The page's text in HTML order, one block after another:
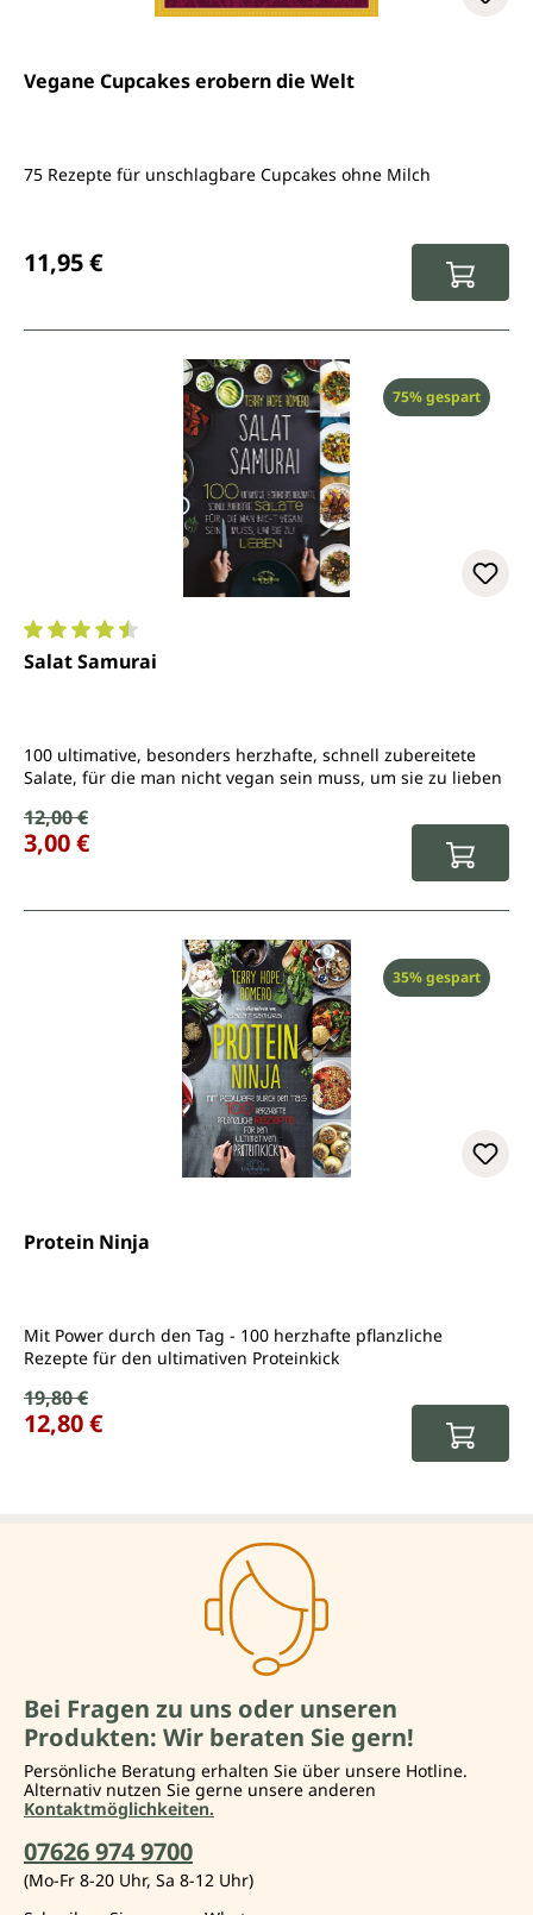
Vegane Cupcakes erobern die Welt
75 Rezepte für unschlagbare Cupcakes ohne Milch
11,95 €
Rabatt
75% gespart
Durchschnittliche Bewertung von 4.6 von 5 Sternen
Salat Samurai
100 ultimative, besonders herzhafte, schnell zubereitete
Salate, für die man nicht vegan sein muss, um sie zu lieben
Verkaufspreis:
Regulärer Preis:
12,00 €
3,00 €
Rabatt
35% gespart
Protein Ninja
Mit Power durch den Tag - 100 herzhafte pflanzliche
Rezepte für den ultimativen Proteinkick
Verkaufspreis:
Regulärer Preis:
19,80 €
12,80 €
Bei Fragen zu uns oder unseren
Produkten: Wir beraten Sie gern!
Persönliche Beratung erhalten Sie über unsere Hotline.
Alternativ nutzen Sie gerne unsere anderen
Kontaktmöglichkeiten.
07626 974 9700
(Mo-Fr 8-20 Uhr, Sa 8-12 Uhr)